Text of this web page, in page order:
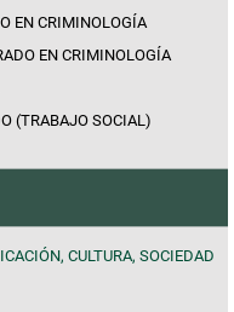
EN CRIMINOLOGÍA
EN CRIMINOLOGÍA
(TRABAJO SOCIAL)
CULTURA, SOCIEDAD